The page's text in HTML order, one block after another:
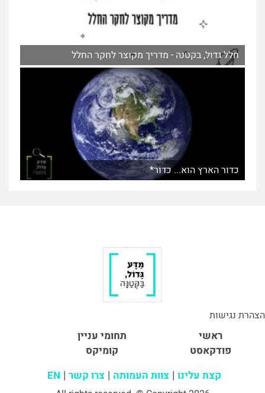
חלל גדול, בקטנה - מדריך מקוצר לחקר החלל
כדור הארץ הוא... כדור*
הצהרת נגישות
ראשי
תחומי עניין
פודקאסט
קומיקס
קצת עלינו צוות העמותה צרו קשר EN